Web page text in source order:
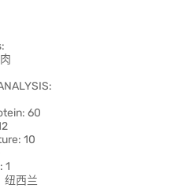
60
10
1
纽西兰